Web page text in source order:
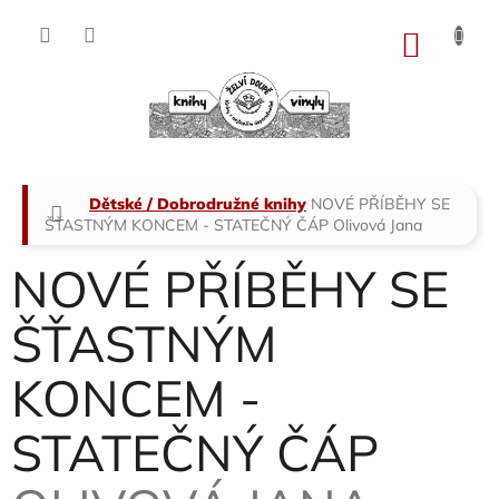
Domů
Dětské / Dobrodružné knihy NOVÉ PŘÍBĚHY SE
ŠŤASTNÝM KONCEM - STATEČNÝ ČÁP Olivová Jana
NOVÉ PŘÍBĚHY SE
ŠŤASTNÝM
KONCEM -
STATEČNÝ ČÁP